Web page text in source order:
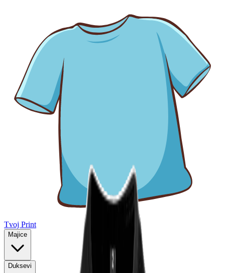
Tvoj Print
Majice
Duksevi